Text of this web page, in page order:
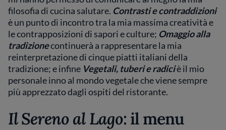
filosofia di cucina salutare. Contrasti e contraddizioni
è un punto di incontro tra la mia massima creatività e
le contrapposizioni di sapori e culture; Omaggio alla
tradizionecontinuerà a rappresentare la mia
reinterpretazione di cinque piatti italiani della
tradizione; e infine Vegetali, tuberi e radiciè il mio
personale inno al mondo vegetale che viene sempre
più apprezzato dagli ospiti del ristorante.
Il Sereno al Lago: il menu